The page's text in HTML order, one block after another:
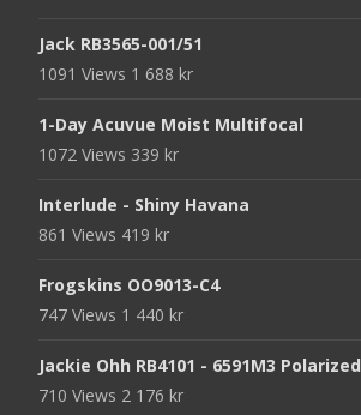
Jack RB3565-001/51
1091 Views 1 688 kr
1-Day Acuvue Moist Multifocal
1072 Views 339 kr
Interlude - Shiny Havana
861 Views 419 kr
Frogskins OO9013-C4
747 Views 1 440 kr
Jackie Ohh RB4101 - 6591M3 Polarized
710 Views 2 176 kr